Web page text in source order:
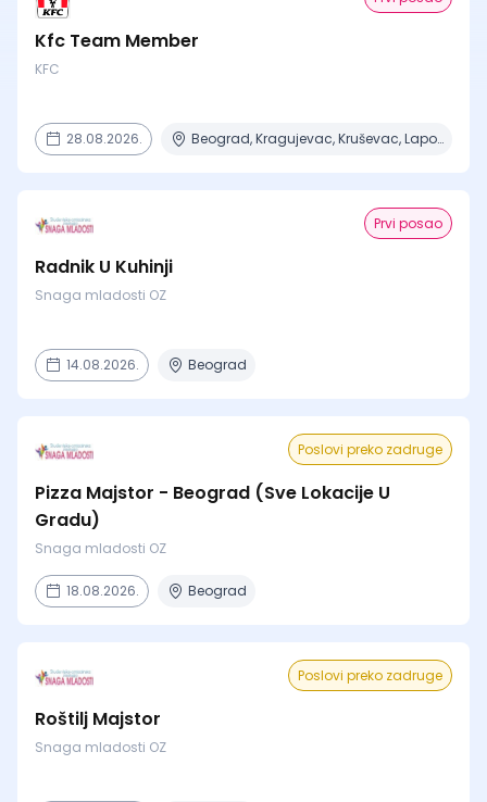
Kfc Team Member
KFC
28.08.2026. Beograd, Kragujevac, Kruševac, Lapovo, Niš + 4 mesta
Prvi posao
Radnik U Kuhinji
Snaga mladosti OZ
14.08.2026. Beograd
Poslovi preko zadruge
Pizza Majstor - Beograd (Sve Lokacije U
Gradu)
Snaga mladosti OZ
18.08.2026. Beograd
Poslovi preko zadruge
Roštilj Majstor
Snaga mladosti OZ